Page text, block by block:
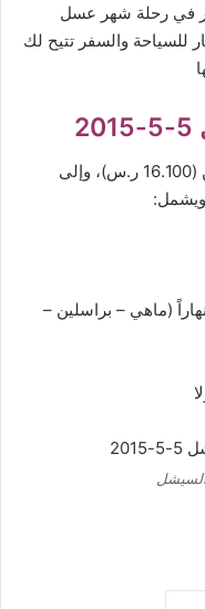
في رحلة شهر عسل
للسياحة والسفر تتيح لك
عرضنا الجديد إلى مياهي 5 ليالي يبدأ من (16.100 ر.س)، وإلى
(ماهي – براسلين –